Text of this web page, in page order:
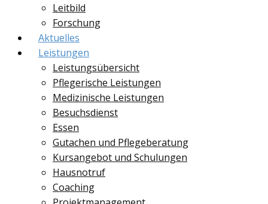
Leitbild
Forschung
Aktuelles
Leistungen
Leistungsübersicht
Pflegerische Leistungen
Medizinische Leistungen
Besuchsdienst
Essen
Gutachen und Pflegeberatung
Kursangebot und Schulungen
Hausnotruf
Coaching